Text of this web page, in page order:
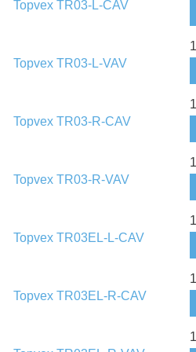
Topvex TR03-L-CAV
Topvex TR03-L-VAV
Topvex TR03-R-CAV
Topvex TR03-R-VAV
Topvex TR03EL-L-CAV
Topvex TR03EL-R-CAV